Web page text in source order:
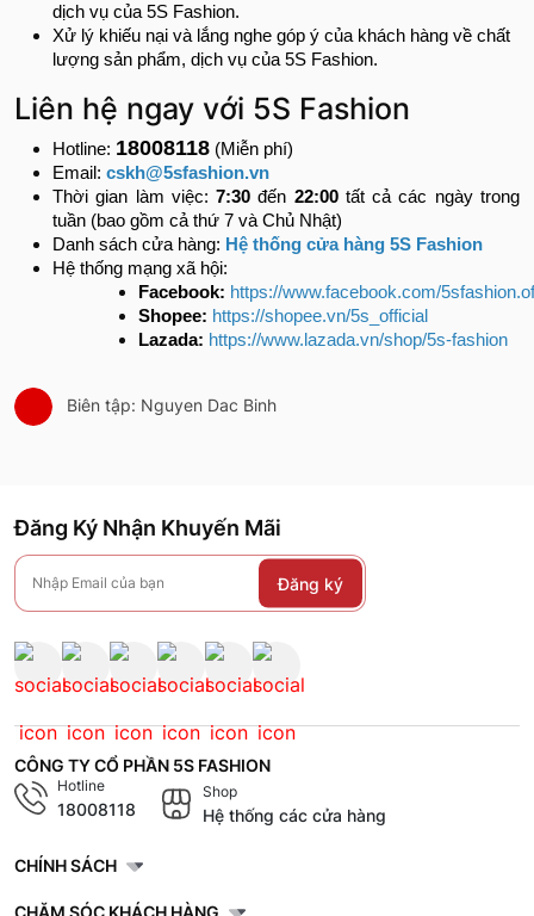
dịch vụ của 5S Fashion.
Xử lý khiếu nại và lắng nghe góp ý của khách hàng về chất
lượng sản phẩm, dịch vụ của 5S Fashion.
Liên hệ ngay với 5S Fashion
Hotline: 18008118 (Miễn phí)
Email: cskh@5sfashion.vn
Thời gian làm việc:7:30 đến 22:00tất cả các ngày trong
tuần (bao gồm cả thứ 7 và Chủ Nhật)
Danh sách cửa hàng: Hệ thống cửa hàng 5S Fashion
Hệ thống mạng xã hội:
Facebook: https://www.facebook.com/
Shopee: https://shopee.vn/5s_official
Lazada: https://www.lazada.vn/shop/5s-fashion
Biên tập: Nguyen Dac Binh
Đăng Ký Nhận Khuyến Mãi
Đăng ký
CÔNG TY CỔ PHẦN 5S FASHION
Hotline
18008118
Shop
Hệ thống các cửa hàng
CHÍNH SÁCH
CHĂM SÓC KHÁCH HÀNG